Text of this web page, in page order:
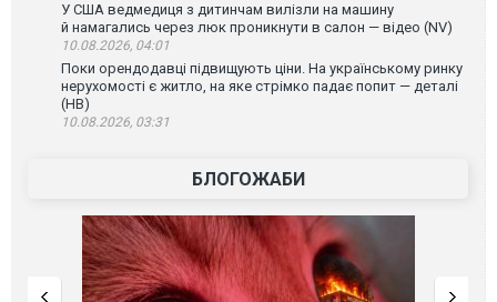
У США ведмедиця з дитинчам вилізли на машину
й намагались через люк проникнути в салон — відео (NV)
10.08.2026, 04:01
Поки орендодавці підвищують ціни. На українському ринку
нерухомості є житло, на яке стрімко падає попит — деталі
(НВ)
10.08.2026, 03:31
БЛОГОЖАБИ